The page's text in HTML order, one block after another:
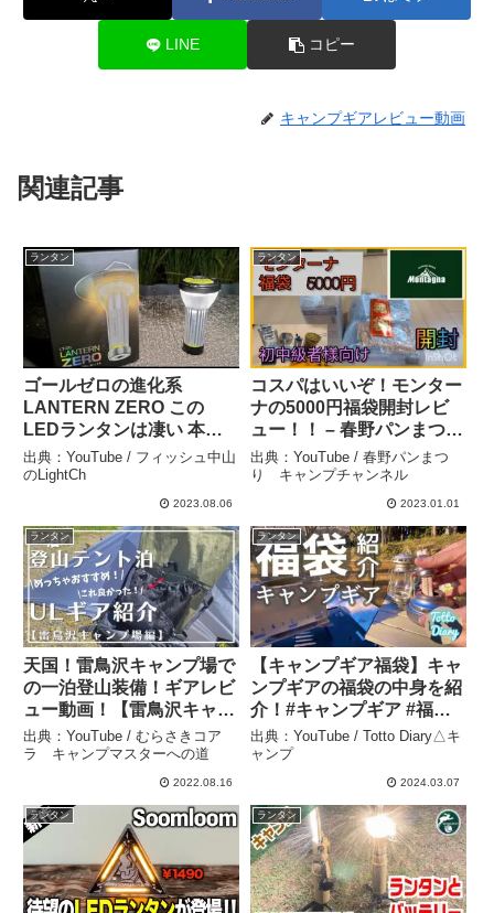
LINE コピー
キャンプギアレビュー動画
関連記事
ランタン
ゴールゼロの進化系
LANTERN ZERO この
LEDランタンは凄い 本家
のゴールゼロを購入する必
要性を感じなくなっている
商品レビュー – フィッシュ
出典：YouTube / フィッシュ中山
のLightCh
2023.08.06
ランタン
コスパはいいぞ！モンター
ナの5000円福袋開封レビ
ュー！！ – 春野パンまつ
り キャンプチャンネル
出典：YouTube / 春野パンまつ
り キャンプチャンネル
2023.01.01
ランタン
天国！雷鳥沢キャンプ場で
の一泊登山装備！ギアレビ
ュー動画！【雷鳥沢キャン
プ編】#登山#登山道具#ul
#キャンプ道具#雷鳥沢 – む
らさきコアラ キャンプマ
出典：YouTube / むらさきコア
ラ キャンプマスターへの道
2022.08.16
ランタン
【キャンプギア福袋】キャ
ンプギアの福袋の中身を紹
介！#キャンプギア #福袋 #
レビュー – Totto Diary△
キャンプ
出典：YouTube / Totto Diary△キ
ャンプ
2024.03.07
ランタン ランタン